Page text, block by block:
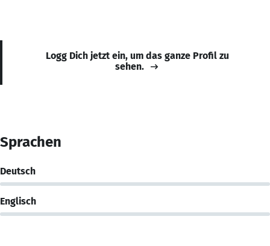
Logg Dich jetzt ein, um das ganze Profil zu
sehen.
Sprachen
Deutsch
Englisch